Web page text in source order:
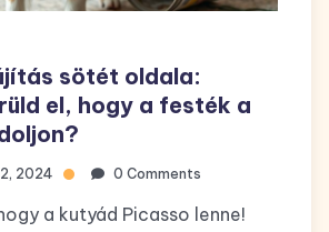
sötét oldala:
el, hogy a festék a
2024 0 Comments
a kutyád Picasso lenne!